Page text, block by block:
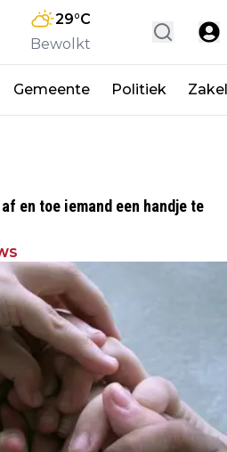
29°C
Bewolkt
Gemeente Politiek
en toe iemand een handje te